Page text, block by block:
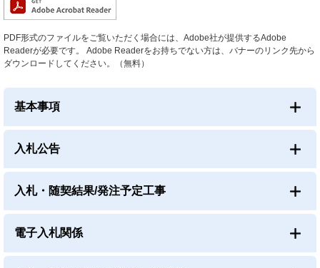
PDF形式のファイルをご覧いただく場合には、Adobe社が提供するAdobe
Readerが必要です。
Adobe Readerをお持ちでない方は、バナーのリンク先から
ダウンロードしてください。（無料）
基本事項
入札公告
入札・随契結果/発注予定工事
電子入札関係